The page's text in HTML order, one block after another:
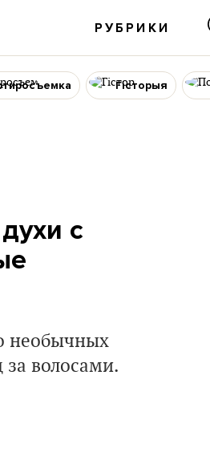
РУБРИКИ
Гісторыя
с
необычных
волосами.